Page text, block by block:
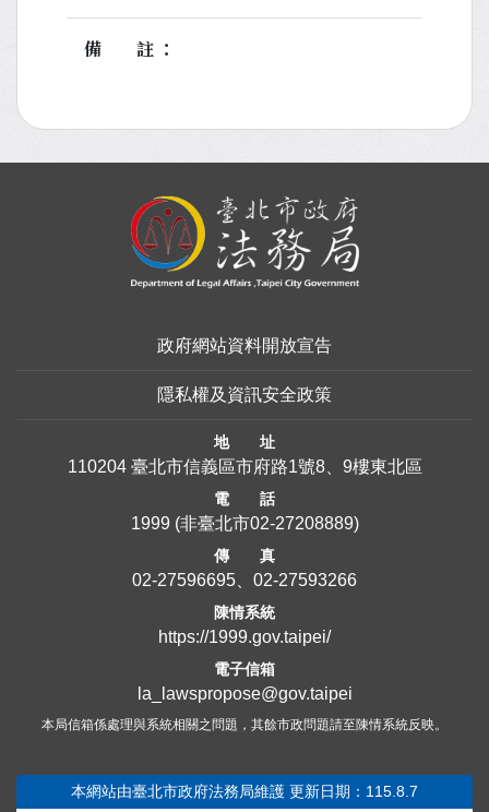
備註
政府網站資料開放宣告
隱私權及資訊安全政策
地 址
110204 臺北市信義區市府路1號8、9樓東北區
電 話
1999 (非臺北市02-27208889)
傳 真
02-27596695、02-27593266
陳情系統
https://1999.gov.taipei/
電子信箱
la_lawspropose@gov.taipei
本局信箱係處理與系統相關之問題，其餘市政問題請至陳情系統反映。
本網站由臺北市政府法務局維護 更新日期：115.8.7